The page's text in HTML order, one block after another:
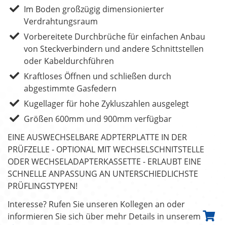
Im Boden großzügig dimensionierter
Verdrahtungsraum
Vorbereitete Durchbrüche für einfachen Anbau
von Steckverbindern und andere Schnittstellen
oder Kabeldurchführen
Kraftloses Öffnen und schließen durch
abgestimmte Gasfedern
Kugellager für hohe Zykluszahlen ausgelegt
Größen 600mm und 900mm verfügbar
EINE AUSWECHSELBARE ADPTERPLATTE IN DER
PRÜFZELLE - OPTIONAL MIT WECHSELSCHNITSTELLE
ODER WECHSELADAPTERKASSETTE - ERLAUBT EINE
SCHNELLE ANPASSUNG AN UNTERSCHIEDLICHSTE
PRÜFLINGSTYPEN!
Interesse? Rufen Sie unseren Kollegen an oder
informieren Sie sich über mehr Details in unserem